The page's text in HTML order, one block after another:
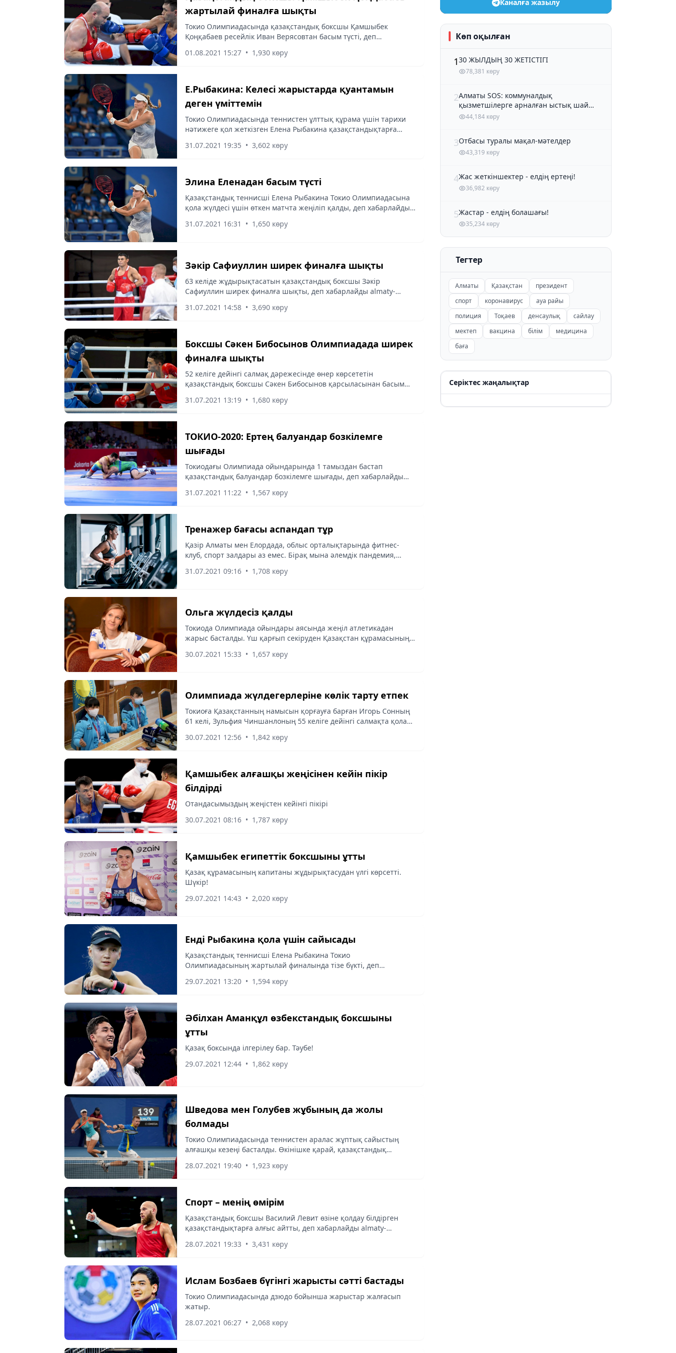
жартылай финалға шықты
Токио Олимпиадасында қазақстандық боксшы Қамшыбек
Қоңқабаев ресейлік Иван Верясовтан басым түсті, деп
01.08.2021 15:27 • 1,930 көру
Е.Рыбакина: Келесі жарыстарда қуантамын
деген үміттемін
Токио Олимпиадасында теннистен ұлттық құрама үшін тарихи
нәтижеге қол жеткізген Елена Рыбакина қазақстандықтарға
31.07.2021 19:35 • 3,602 көру
Элина Еленадан басым түсті
Қазақстандық теннисші Елена Рыбакина Токио Олимпиадасына
қола жүлдесі үшін өткен матчта жеңіліп қалды, деп хабарлайды
31.07.2021 16:31 • 1,650 көру
Зәкір Сафиуллин ширек финалға шықты
63 келіде жұдырықтасатын қазақстандық боксшы Зәкір
Сафиуллин ширек финалға шықты, деп хабарлайды almaty-
31.07.2021 14:58 • 3,690 көру
Боксшы Сәкен Бибосынов Олимпиадада ширек
финалға шықты
52 келіге дейінгі салмақ дәрежесінде өнер көрсететін
қазақстандық боксшы Сәкен Бибосынов қарсыласынан басым
akshamy.kz
31.07.2021 13:19 • 1,680 көру
ТОКИО-2020: Ертең балуандар бозкілемге
шығады
Токиодағы Олимпиада ойындарында 1 тамыздан бастап
қазақстандық балуандар бозкілемге шығады, деп хабарлайды
31.07.2021 11:22 • 1,567 көру
Тренажер бағасы аспандап тұр
Қазір Алматы мен Елордада, облыс орталықтарында фитнес-
клуб, спорт залдары аз емес. Бірақ мына әлемдік пандемия,
ескеріп, жұртшылықтың тән...
31.07.2021 09:16 • 1,708 көру
Ольга жүлдесіз қалды
Токиода Олимпиада ойындары аясында жеңіл атлетикадан
жарыс басталды. Үш қарғып секіруден Қазақстан құрамасының
ке сілтеме жасап.
30.07.2021 15:33 • 1,657 көру
Олимпиада жүлдегерлеріне көлік тарту етпек
Токиоға Қазақстанның намысын қорғауға барған Игорь Сонның
61 келі, Зульфия Чиншанлоның 55 келіге дейінгі салмақта қола
30.07.2021 12:56 • 1,842 көру
Қамшыбек алғашқы жеңісінен кейін пікір
білдірді
Отандасымыздың жеңістен кейінгі пікірі
30.07.2021 08:16 • 1,787 көру
Қамшыбек египеттік боксшыны ұтты
Қазақ құрамасының капитаны жұдырықтасудан үлгі көрсетті.
Шүкір!
29.07.2021 14:43 • 2,020 көру
Енді Рыбакина қола үшін сайысады
Қазақстандық теннисші Елена Рыбакина Токио
Олимпиадасының жартылай финалында тізе бүкті, деп
29.07.2021 13:20 • 1,594 көру
Әбілхан Аманқұл өзбекстандық боксшыны
ұтты
Қазақ боксында ілгерілеу бар. Тәубе!
29.07.2021 12:44 • 1,862 көру
Шведова мен Голубев жұбының да жолы
болмады
Токио Олимпиадасында теннистен аралас жұптық сайыстың
алғашқы кезеңі басталды. Өкінішке қарай, қазақстандық
есе жіберді, деп хабарлайды...
28.07.2021 19:40 • 1,923 көру
Спорт – менің өмірім
Қазақстандық боксшы Василий Левит өзіне қолдау білдірген
қазақстандықтарға алғыс айтты, деп хабарлайды almaty-
28.07.2021 19:33 • 3,431 көру
Ислам Бозбаев бүгінгі жарысты сәтті бастады
Токио Олимпиадасында дзюдо бойынша жарыстар жалғасып
жатыр.
28.07.2021 06:27 • 2,068 көру
Каналға жазылу
Көп оқылған
130 ЖЫЛДЫҢ 30 ЖЕТІСТІГІ
78,381 көру
2Алматы SOS: коммуналдық
қызметшілерге арналған ыстық шай
және кондитер өнімдері
44,184 көру
3Отбасы туралы мақал-мәтелдер
43,319 көру
4Жас жеткіншектер - елдің ертеңі!
36,982 көру
5Жастар - елдің болашағы!
35,234 көру
Тегтер
Алматы Қазақстан
президент
спорт
коронавирус
ауа райы
полиция
Тоқаев денсаулық
сайлау
мектеп
вакцина білім
медицина
баға
Серіктес жаңалықтар